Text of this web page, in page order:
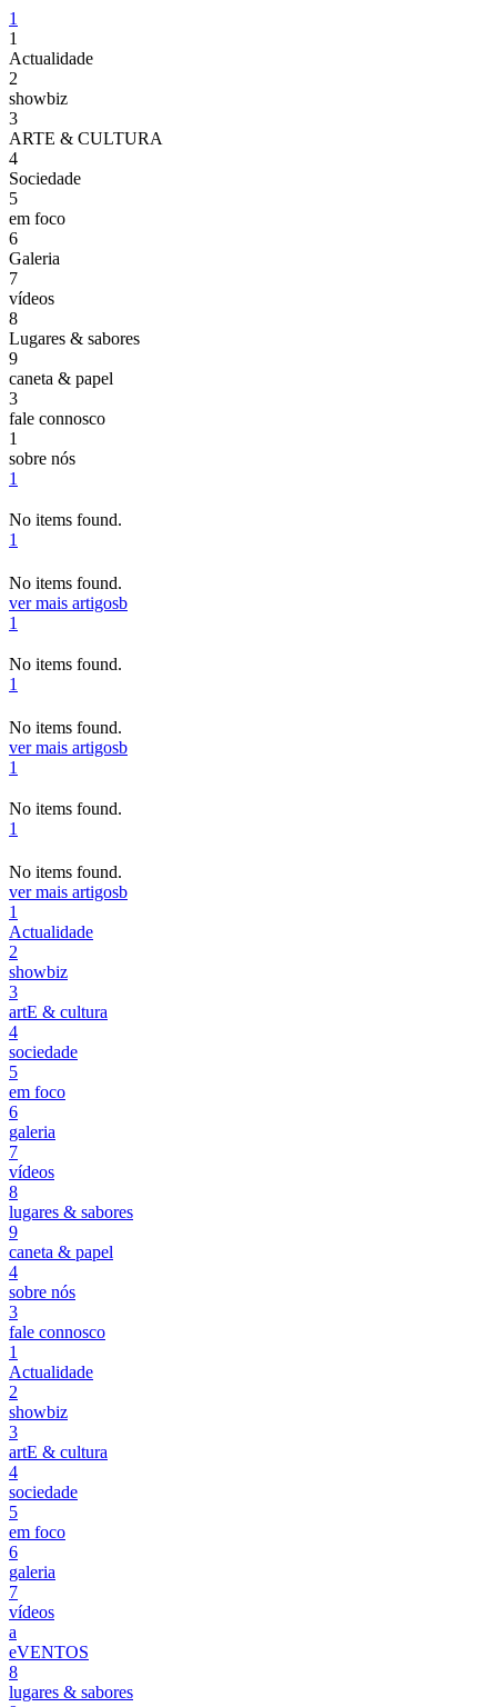
1
1
Actualidade
2
showbiz
3
ARTE & CULTURA
4
Sociedade
5
em foco
6
Galeria
7
vídeos
8
Lugares & sabores
9
caneta & papel
3
fale connosco
1
sobre nós
1
No items found.
1
No items found.
ver mais artigosb
1
No items found.
1
No items found.
ver mais artigosb
1
No items found.
1
No items found.
ver mais artigosb
1
Actualidade
2
showbiz
3
artE & cultura
4
sociedade
5
em foco
6
galeria
7
vídeos
8
lugares & sabores
9
caneta & papel
4
sobre nós
3
fale connosco
1
Actualidade
2
showbiz
3
artE & cultura
4
sociedade
5
em foco
6
galeria
7
vídeos
a
eVENTOS
8
lugares & sabores